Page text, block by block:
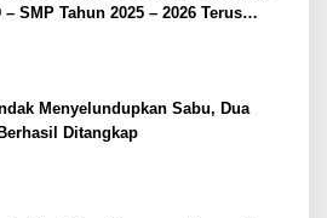
– SMP Tahun 2025 – 2026 Terus
Menyelundupkan Sabu, Dua
Ditangkap